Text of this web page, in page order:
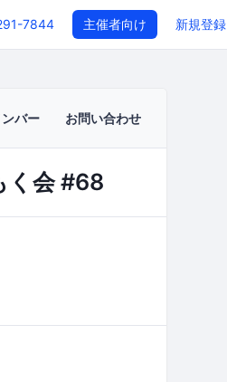
7844 主催者向け 新規登録
ンバー お問い合わせ
く会 #68